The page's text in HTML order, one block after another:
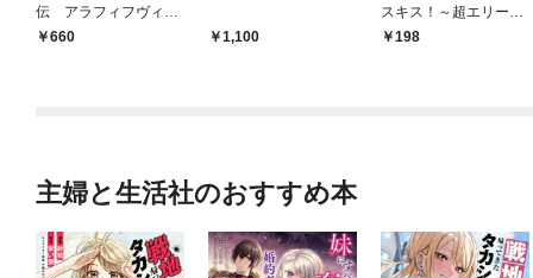
伝 アラフィフヴィジ
ュアル系 上
660 1,100
スキス！～超エリート
男子、誘惑できたら１
198
主婦と生活社のおすすめ本